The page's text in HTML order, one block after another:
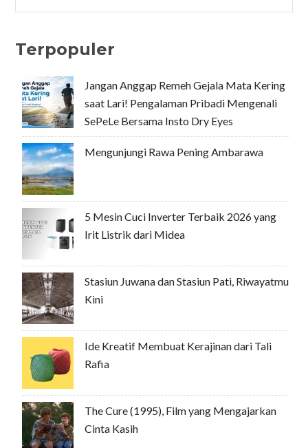
Terpopuler
Jangan Anggap Remeh Gejala Mata Kering
saat Lari! Pengalaman Pribadi Mengenali
SePeLe Bersama Insto Dry Eyes
Mengunjungi Rawa Pening Ambarawa
5 Mesin Cuci Inverter Terbaik 2026 yang
Irit Listrik dari Midea
Stasiun Juwana dan Stasiun Pati, Riwayatmu
Kini
Ide Kreatif Membuat Kerajinan dari Tali
Rafia
The Cure (1995), Film yang Mengajarkan
Cinta Kasih